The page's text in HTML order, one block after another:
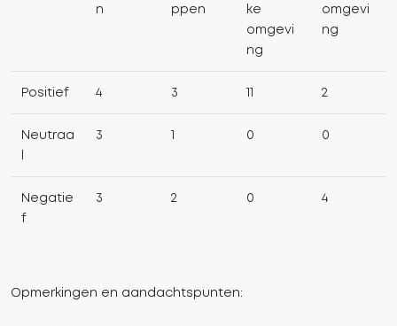
n
ppen
ke
omgevi
ng
omgevi
ng
Positief 4 3 11 2
Neutraa
l
3 1 0 0
Negatie
f
3 2 0 4
Opmerkingen en aandachtspunten: